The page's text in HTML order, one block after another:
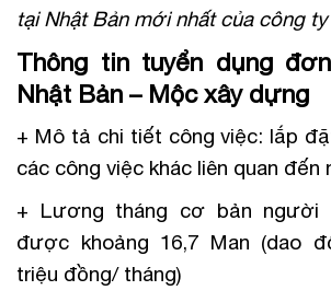
tại Nhật Bản mới nhất của công ty
Thông tin tuyển dụng
Nhật Bản – Mộc xây dựng
+ Mô tả chi tiết công việc: lắp
các công việc khác liên quan đến
+ Lương tháng cơ bản người
được khoảng 16,7 Man (dao
triệu đồng/ tháng)